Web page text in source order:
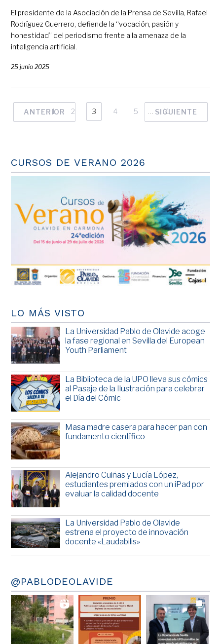
El presidente de la Asociación de la Prensa de Sevilla, Rafael
Rodríguez Guerrero, defiende la “vocación, pasión y
honestidad” del periodismo frente a la amenaza de la
inteligencia artificial.
25 junio 2025
ANTERIOR
1 2 3 4 5 11
SIGUIENTE
CURSOS DE VERANO 2026
LO MÁS VISTO
La Universidad Pablo de Olavide acoge
la fase regional en Sevilla del European
Youth Parliament
La Biblioteca de la UPO lleva sus cómics
al Pasaje de la Ilustración para celebrar
el Día del Cómic
Masa madre casera para hacer pan con
fundamento científico
Alejandro Cuiñas y Lucía López,
estudiantes premiados con un iPad por
evaluar la calidad docente
La Universidad Pablo de Olavide
estrena el proyecto de innovación
docente «Laudabilis»
@PABLODEOLAVIDE